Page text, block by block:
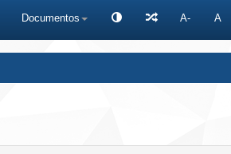
Documentos A- A